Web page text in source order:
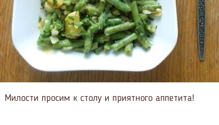
Милости просим к столу и приятного аппетита!